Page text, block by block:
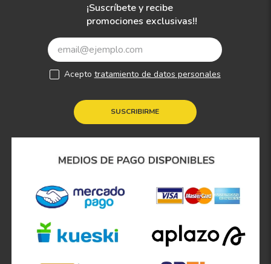
¡Suscríbete y recibe
promociones exclusivas!!
SUSCRIBIRME
Acepto tratamiento de datos personales